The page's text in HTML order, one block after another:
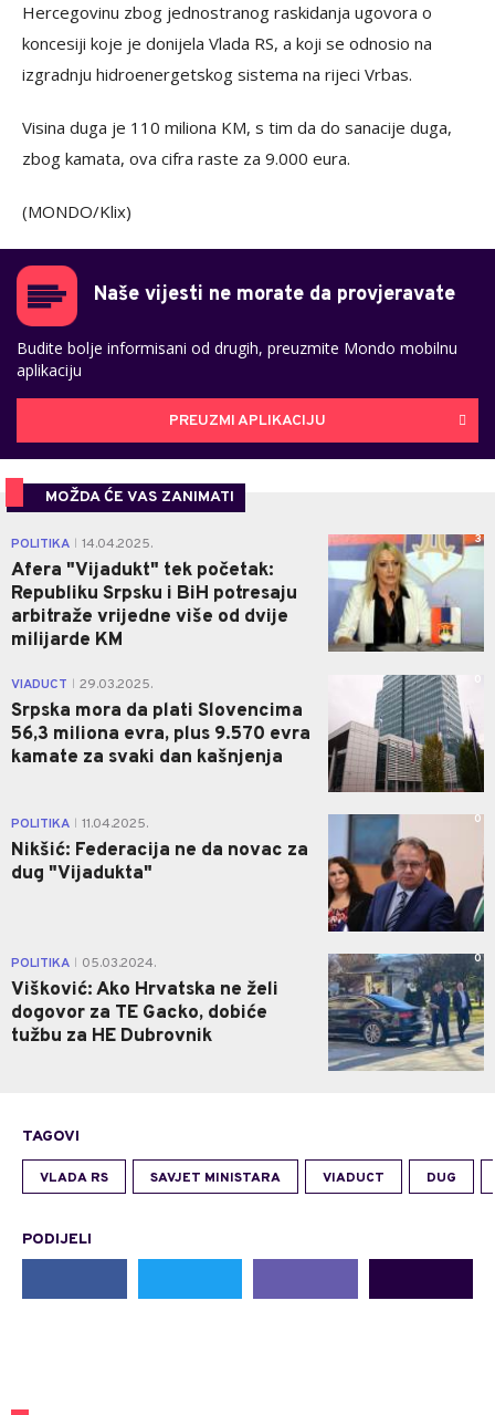
Hercegovinu zbog jednostranog raskidanja ugovora o
koncesiji koje je donijela Vlada RS, a koji se odnosio na
izgradnju hidroenergetskog sistema na rijeci Vrbas.
Visina duga je 110 miliona KM, s tim da do sanacije duga,
zbog kamata, ova cifra raste za 9.000 eura.
(MONDO/Klix)
Naše vijesti ne morate da provjeravate
Budite bolje informisani od drugih, preuzmite Mondo mobilnu
aplikaciju
PREUZMI APLIKACIJU
MOŽDA ĆE VAS ZANIMATI
POLITIKA 14.04.2025.
Afera "Vijadukt" tek početak:
Republiku Srpsku i BiH potresaju
arbitraže vrijedne više od dvije
milijarde KM
3
VIADUCT 29.03.2025.
Srpska mora da plati Slovencima
56,3 miliona evra, plus 9.570 evra
kamate za svaki dan kašnjenja
0
POLITIKA 11.04.2025.
Nikšić: Federacija ne da novac za
dug "Vijadukta"
0
POLITIKA 05.03.2024.
Višković: Ako Hrvatska ne želi
dogovor za TE Gacko, dobiće
tužbu za HE Dubrovnik
0
TAGOVI
VLADA RS SAVJET MINISTARA VIADUCT DUG
PODIJELI